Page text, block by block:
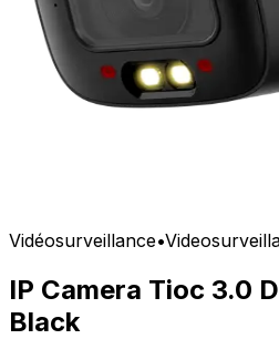
Vidéosurveillance•
IP Camera Tioc 3.0
Black